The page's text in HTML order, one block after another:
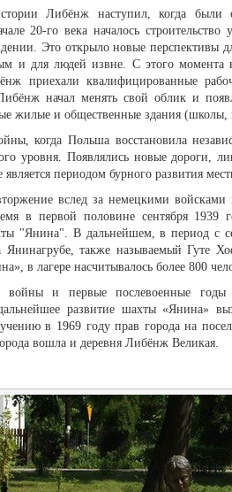
Либёнж наступил, когда были
20-го века началось
Это открыло новые
и для людей извне. С этого момента
приехали квалифицированные
начал менять свой облик и
жилые и общественные здания (школы,
когда Польша восстановила
уровня. Появлялись новые дороги,
периодом бурного развития
вслед за немецкими
в первой половине сентября 1939
"Янина". В дальнейшем, в период с
Янинагрубе, также называемый Гуте
в лагере насчитывалось более 800
и первые послевоенные годы
развитие шахты «Янина»
в 1969 году прав города на
вошла и деревня Либёнж Великая.